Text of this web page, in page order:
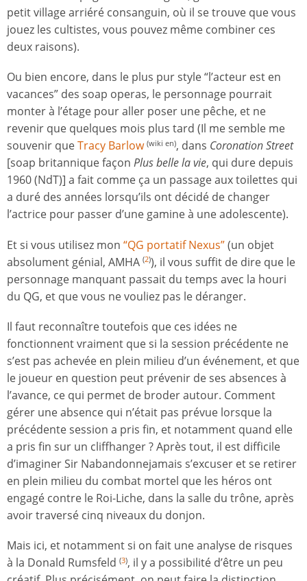
petit village arriéré consanguin, où il se trouve que vous
jouez les cultistes, vous pouvez même combiner ces
deux raisons).
Ou bien encore, dans le plus pur style “l’acteur est en
vacances” des soap operas, le personnage pourrait
monter à l’étage pour aller poser une pêche, et ne
revenir que quelques mois plus tard (Il me semble me
souvenir queTracy Barlow (wiki en), dans Coronation Street
[soap britannique façon Plus belle la vie, qui dure depuis
1960 (NdT)] a fait comme ça un passage aux toilettes qui
a duré des années lorsqu’ils ont décidé de changer
l’actrice pour passer d’une gamine à une adolescente).
Et si vous utilisez mon “QG portatif Nexus”(un objet
absolument génial, AMHA (2)), il vous suffit de dire que le
personnage manquant passait du temps avec la houri
du QG, et que vous ne vouliez pas le déranger.
Il faut reconnaître toutefois que ces idées ne
fonctionnent vraiment que si la session précédente ne
s’est pas achevée en plein milieu d’un événement, et que
le joueur en question peut prévenir de ses absences à
l’avance, ce qui permet de broder autour. Comment
gérer une absence qui n’était pas prévue lorsque la
précédente session a pris fin, et notamment quand elle
a pris fin sur un cliffhanger ? Après tout, il est difficile
d’imaginer Sir Nabandonnejamais s’excuser et se retirer
en plein milieu du combat mortel que les héros ont
engagé contre le Roi-Liche, dans la salle du trône, après
avoir traversé cinq niveaux du donjon.
Mais ici, et notamment si on fait une analyse de risques
à la Donald Rumsfeld (3), il y a possibilité d’être un peu